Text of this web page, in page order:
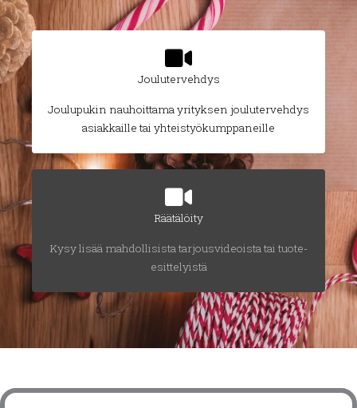
Joulutervehdys
Joulupukin nauhoittama yrityksen joulutervehdys
asiakkaille tai yhteistyökumppaneille
Räätälöity
Kysy lisää mahdollisista tarjousvideoista tai tuote-
esittelyistä